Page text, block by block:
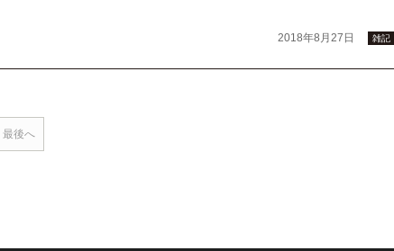
2018年8月27日 雑記
最後へ